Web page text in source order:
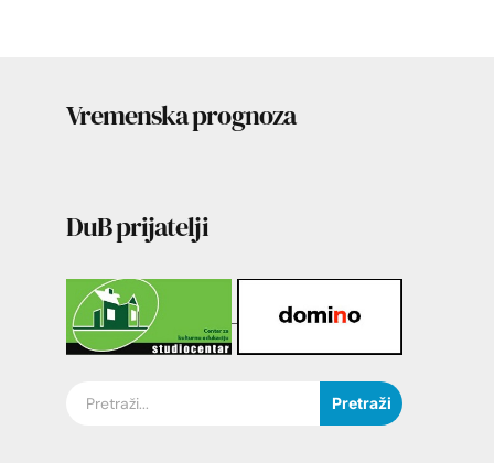
Vremenska prognoza
DuB prijatelji
Pretraži